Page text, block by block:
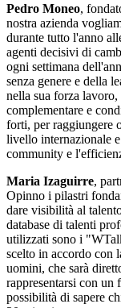
Pedro Moneo,
nostra azienda
durante tutto l'anno
agenti decisivi di
ogni settimana
senza genere e della
nella sua forza
complementare e
forti, per raggiungere
livello internazionale
community e
Maria Izaguirre,
Opinno i pilastri
dare visibilità al
database di talenti
utilizzati sono i
scelto in accordo con
uomini, che sarà
rappresentarsi con
possibilità di sapere